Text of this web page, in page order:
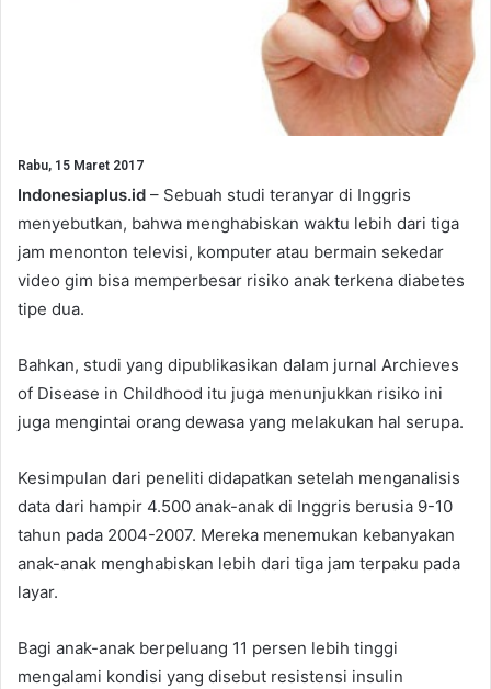
Rabu, 15 Maret 2017
Indonesiaplus.id – Sebuah studi teranyar di Inggris
menyebutkan, bahwa menghabiskan waktu lebih dari tiga
jam menonton televisi, komputer atau bermain sekedar
video gim bisa memperbesar risiko anak terkena diabetes
tipe dua.
Bahkan, studi yang dipublikasikan dalam jurnal Archieves
of Disease in Childhood itu juga menunjukkan risiko ini
juga mengintai orang dewasa yang melakukan hal serupa.
Kesimpulan dari peneliti didapatkan setelah menganalisis
data dari hampir 4.500 anak-anak di Inggris berusia 9-10
tahun pada 2004-2007. Mereka menemukan kebanyakan
anak-anak menghabiskan lebih dari tiga jam terpaku pada
layar.
Bagi anak-anak berpeluang 11 persen lebih tinggi
mengalami kondisi yang disebut resistensi insulin